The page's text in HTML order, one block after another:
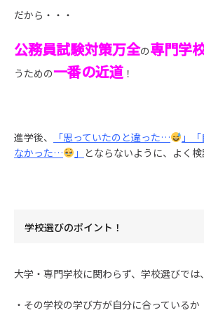
だから・・・
公務員試験対策万全の専門学
うための一番の近道 ！
進学後、 「思っていたのと違った…
」
なかった…
」 とならないように、よく
学校選びのポイント！
大学・専門学校に関わらず、学校選びでは、
・その学校の学び方が自分に合っているか